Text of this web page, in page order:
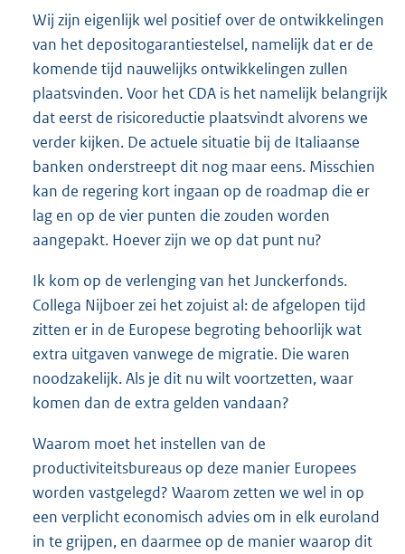
Wij zijn eigenlijk wel positief over de ontwikkelingen
van het depositogarantiestelsel, namelijk dat er de
komende tijd nauwelijks ontwikkelingen zullen
plaatsvinden. Voor het CDA is het namelijk belangrijk
dat eerst de risicoreductie plaatsvindt alvorens we
verder kijken. De actuele situatie bij de Italiaanse
banken onderstreept dit nog maar eens. Misschien
kan de regering kort ingaan op de roadmap die er
lag en op de vier punten die zouden worden
aangepakt. Hoever zijn we op dat punt nu?
Ik kom op de verlenging van het Junckerfonds.
Collega Nijboer zei het zojuist al: de afgelopen tijd
zitten er in de Europese begroting behoorlijk wat
extra uitgaven vanwege de migratie. Die waren
noodzakelijk. Als je dit nu wilt voortzetten, waar
komen dan de extra gelden vandaan?
Waarom moet het instellen van de
productiviteitsbureaus op deze manier Europees
worden vastgelegd? Waarom zetten we wel in op
een verplicht economisch advies om in elk euroland
in te grijpen, en daarmee op de manier waarop dit